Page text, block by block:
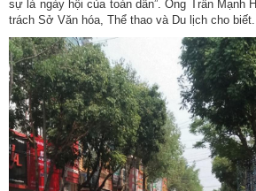
sự là ngày hội của toàn dân”. Ông Trần Mạnh
trách Sở Văn hóa, Thể thao và Du lịch cho biết.